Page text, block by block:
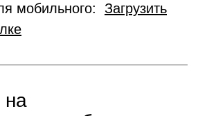
мобильного: Загрузить
на